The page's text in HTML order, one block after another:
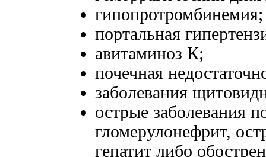
гипопротромбинемия;
портальная
авитаминоз К;
почечная
заболевания
острые заболевания
гломерулонефрит,
гепатит либо